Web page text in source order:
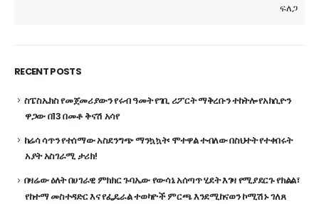
ፍለጋ
RECENT POSTS
ስፔስኤክስ የመጀመሪያውን የሩብ ዓመት የገቢ ሪፖርት ማቅረቡን ተከትሎ የአክሲዮን
ዋጋው በ13 በመቶ ቅናሽ አሳየ
ከሬሳ ሳጥን የተሰማው አስደንግጭ ማንኳኳት፡ ሞተዋል ተብለው በስህተት የተቀበሩት
አያት አስገራሚ ታሪክ!
በዛሬው ዕለት በሀገራዊ ምክክር ጉባኤው የውሳኔ አሰጣጥ ሂደት እገዛ የሚያደርጉ የክልል፣
የከተማ መስተዳድር እና የፌዴራል ተወካዮች ምርጫ እንደሚከናወን ኮሚሽኑ ገለጸ